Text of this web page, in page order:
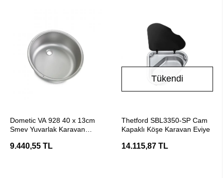
Dometic VA 928 40 x 13cm
Smev Yuvarlak Karavan
9.440,55 TL
Tükendi
Thetford SBL3350-SP Cam
Kapaklı Köşe Karavan Eviye
14.115,87 TL